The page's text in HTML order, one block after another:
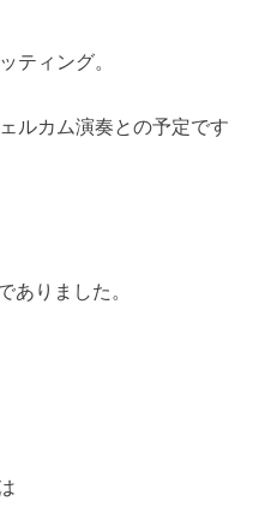
ティング。
ルカム演奏との予定です
ありました。